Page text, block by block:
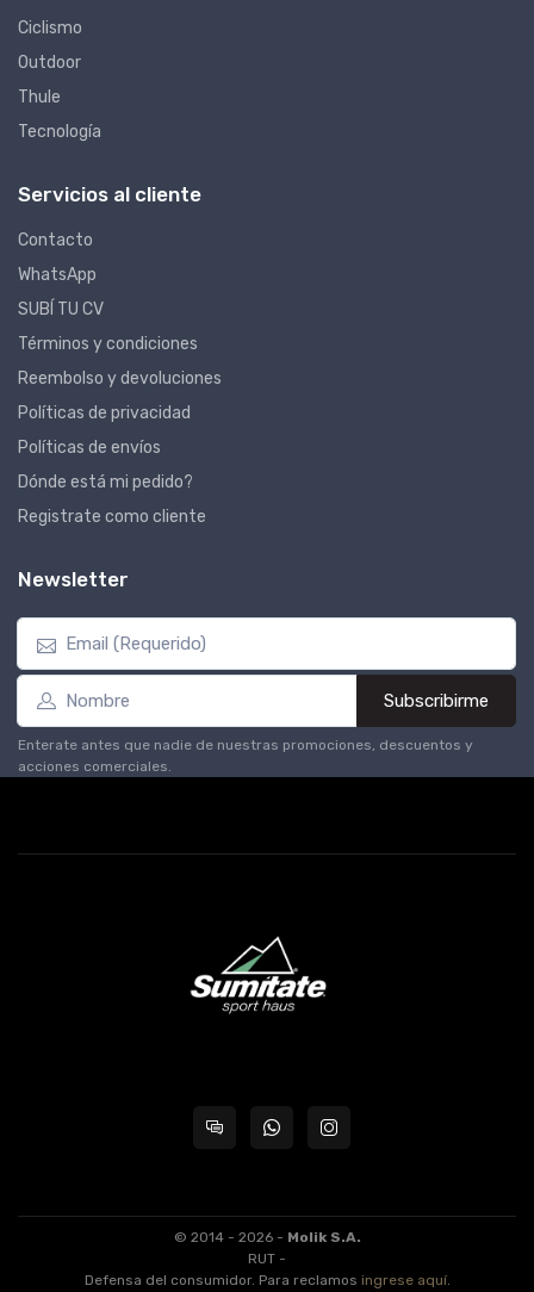
Ciclismo
Outdoor
Thule
Tecnología
Servicios al cliente
Contacto
WhatsApp
SUBÍ TU CV
Términos y condiciones
Reembolso y devoluciones
Políticas de privacidad
Políticas de envíos
Dónde está mi pedido?
Registrate como cliente
Newsletter
Subscribirme
Enterate antes que nadie de nuestras promociones, descuentos y
acciones comerciales.
© 2014 - 2026 - Molik S.A.
RUT -
Defensa del consumidor. Para reclamos ingrese aquí.